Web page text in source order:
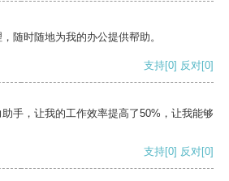
随时随地为我的办公提供帮助。
支持[0] 反对[0]
手，让我的工作效率提高了50%，让我能够
支持[0] 反对[0]